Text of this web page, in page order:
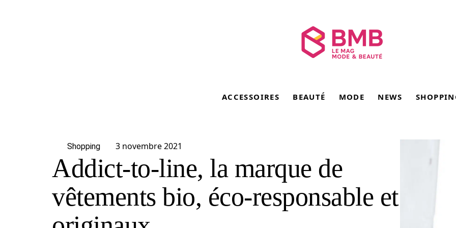
ACCESSOIRES BEAUTÉ MODE NEWS
Shopping 3 novembre 2021
Addict-to-line, la marque de
vêtements bio, éco-responsable et